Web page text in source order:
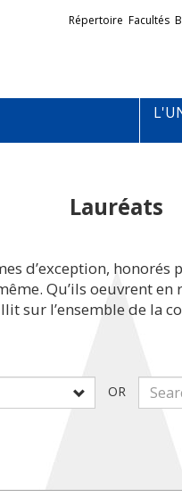
Liens
externes
Répertoire Facultés
Lauréats
d’exception,
Qu’ils oeuvrent
sur l’ensemble de la
OR